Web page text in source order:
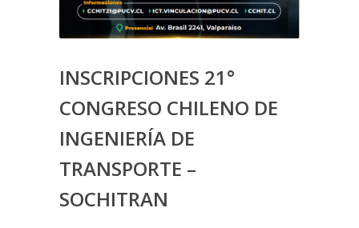
INSCRIPCIONES 21°
CONGRESO CHILENO DE
INGENIERÍA DE
TRANSPORTE –
SOCHITRAN